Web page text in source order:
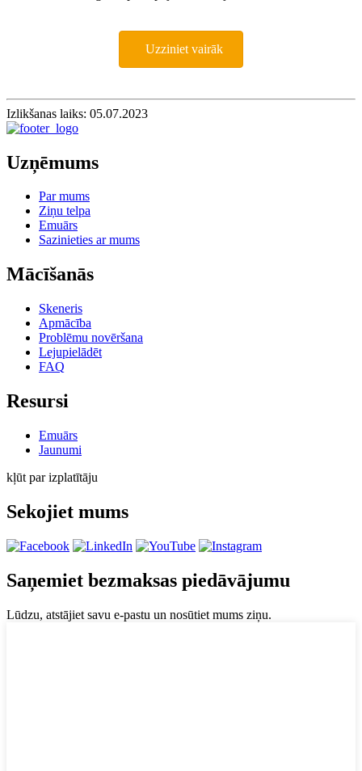
Uzziniet vairāk
Izlikšanas laiks: 05.07.2023
Uzņēmums
Par mums
Ziņu telpa
Emuārs
Sazinieties ar mums
Mācīšanās
Skeneris
Apmācība
Problēmu novēršana
Lejupielādēt
FAQ
Resursi
Emuārs
Jaunumi
kļūt par izplatītāju
Sekojiet mums
Saņemiet bezmaksas piedāvājumu
Lūdzu, atstājiet savu e-pastu un nosūtiet mums ziņu.